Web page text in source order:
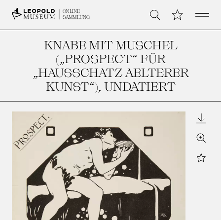
ONLINE
SAMMLUNG
Suche Meine Open
KNABE MIT MUSCHEL
(„PROSPECT“ FÜR
„HAUSSCHATZ AELTERER
KUNST“), UNDATIERT
Zoom
Star